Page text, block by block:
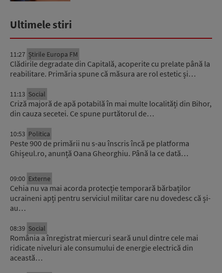
Ultimele stiri
11:27 Știrile Europa FM
Clădirile degradate din Capitală, acoperite cu prelate până la
reabilitare. Primăria spune că măsura are rol estetic și…
11:13 Social
Criză majoră de apă potabilă în mai multe localități din Bihor,
din cauza secetei. Ce spune purtătorul de…
10:53 Politica
Peste 900 de primării nu s-au înscris încă pe platforma
Ghișeul.ro, anunță Oana Gheorghiu. Până la ce dată…
09:00 Externe
Cehia nu va mai acorda protecție temporară bărbaților
ucraineni apți pentru serviciul militar care nu dovedesc că și-
au…
08:39 Social
România a înregistrat miercuri seară unul dintre cele mai
ridicate niveluri ale consumului de energie electrică din
această…